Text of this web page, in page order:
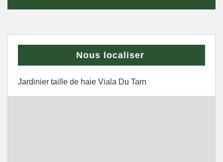
Nous localiser
Jardinier taille de haie Viala Du Tarn